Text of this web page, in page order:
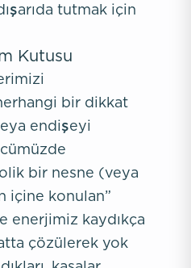
tutmak için
Kutusu
bir dikkat
endişeyi
bir nesne (veya
içine konulan”
enerjimiz kaydıkça
çözülerek yok